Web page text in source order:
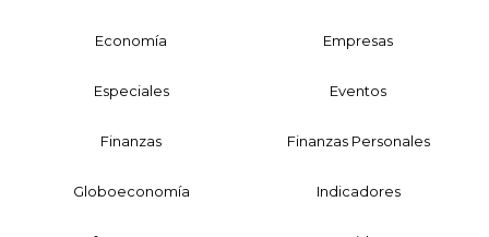
Economía Empresas
Especiales Eventos
Finanzas Finanzas Personales
Globoeconomía Indicadores